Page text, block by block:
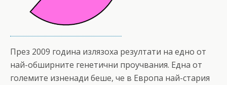
През 2009 година излязоха резултати на едно от
най-обширните генетични проучвания. Една от
големите изненади беше, че в Европа най-стария